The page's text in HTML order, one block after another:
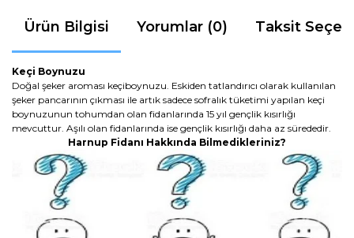
Ürün Bilgisi Yorumlar (0) Taksit
Keçi Boynuzu
Doğal şeker aroması keçiboynuzu. Eskiden tatlandırıcı olarak kullanılan
şeker pancarının çıkması ile artık sadece sofralık tüketimi yapılan keçi
boynuzunun tohumdan olan fidanlarında 15 yıl gençlik kısırlığı
mevcuttur. Aşılı olan fidanlarında ise gençlik kısırlığı daha az sürededir.
Harnup Fidanı Hakkında Bilmedikleriniz?